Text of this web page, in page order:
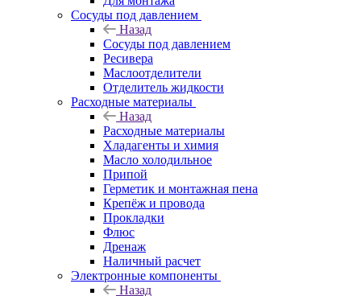
Сосуды под давлением
Назад
Сосуды под давлением
Ресивера
Маслоотделители
Отделитель жидкости
Расходные материалы
Назад
Расходные материалы
Хладагенты и химия
Масло холодильное
Припой
Герметик и монтажная пена
Крепёж и провода
Прокладки
Флюс
Дренаж
Наличный расчет
Электронные компоненты
Назад